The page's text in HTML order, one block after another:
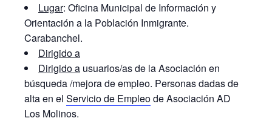
Lugar: Oficina Municipal de Información y
Orientación a la Población Inmigrante.
Carabanchel.
Dirigido a
Dirigido a usuarios/as de la Asociación en
búsqueda /mejora de empleo. Personas dadas de
alta en el Servicio de Empleode Asociación AD
Los Molinos.